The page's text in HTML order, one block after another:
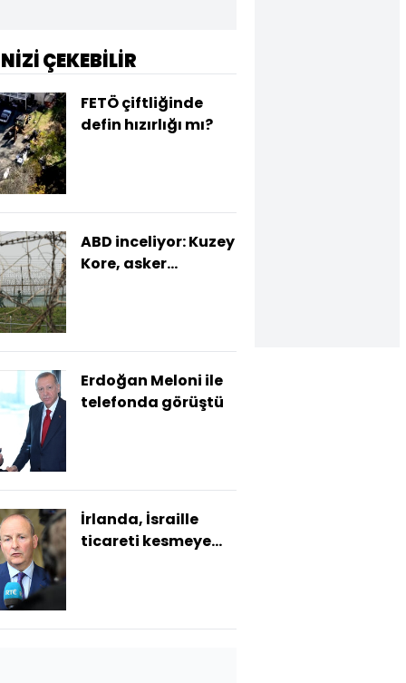
ÇEKEBİLİR
FETÖ çiftliğinde
defin hızırlığı mı?
ABD inceliyor: Kuzey
Kore, asker
Erdoğan Meloni ile
telefonda görüştü
İrlanda, İsraille
ticareti kesmeye